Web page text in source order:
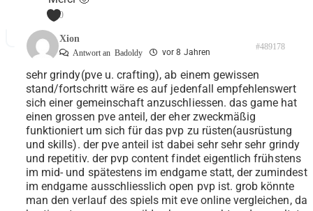
0
Xion
Antwort an Badoldy vor 8 Jahren
#489178
sehr grindy(pve u. crafting), ab einem gewissen
stand/fortschritt wäre es auf jedenfall empfehlenswert
sich einer gemeinschaft anzuschliessen. das game hat
einen grossen pve anteil, der eher zweckmäßig
funktioniert um sich für das pvp zu rüsten(ausrüstung
und skills). der pve anteil ist dabei sehr sehr sehr grindy
und repetitiv. der pvp content findet eigentlich frühstens
im mid- und spätestens im endgame statt, der zumindest
im endgame ausschliesslich open pvp ist. grob könnte
man den verlauf des spiels mit eve online vergleichen, da